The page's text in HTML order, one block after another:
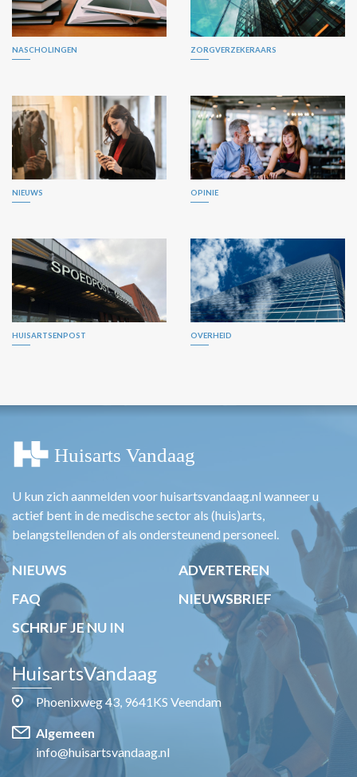
NASCHOLINGEN ZORGVERZEKERAARS
NIEUWS OPINIE
HUISARTSENPOST OVERHEID
U kun zich aanmelden voor huisartsvandaag.nl wanneer u
actief bent in de medische sector als (huis)arts,
belangstellenden of als ondersteunend personeel.
NIEUWS
ADVERTEREN
FAQ
NIEUWSBRIEF
SCHRIJF JE NU IN
HuisartsVandaag
Phoenixweg 43, 9641KS Veendam
Algemeen
info@huisartsvandaag.nl